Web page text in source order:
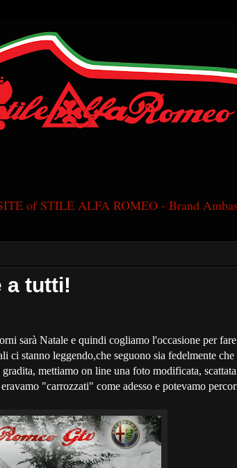
of STILE ALFA ROMEO - Brand
a tutti!
sarà Natale e quindi cogliamo l'occasione per
ci stanno leggendo,che seguono sia fedelmente
mettiamo on line una foto modificata,
"carrozzati" come adesso e potevamo